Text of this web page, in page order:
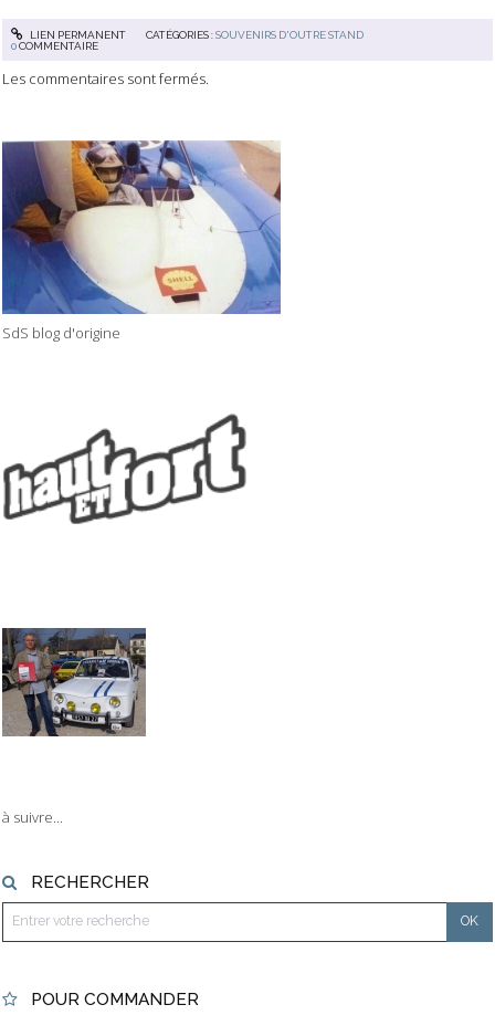
SdS blog d'origine
à suivre...
RECHERCHER
POUR COMMANDER
LIEN PERMANENT CATÉGORIES :SOUVENIRS D'OUTRE STAND
0COMMENTAIRE
Les commentaires sont fermés.